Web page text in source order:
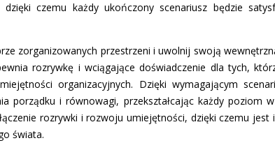
czemu każdy ukończony scenariusz będzie
zorganizowanych przestrzeni i uwolnij swoją
rozrywkę i wciągające doświadczenie dla tych,
organizacyjnych. Dzięki wymagającym
porządku i równowagi, przekształcając każdy poziom
rozrywki i rozwoju umiejętności, dzięki czemu
świata.